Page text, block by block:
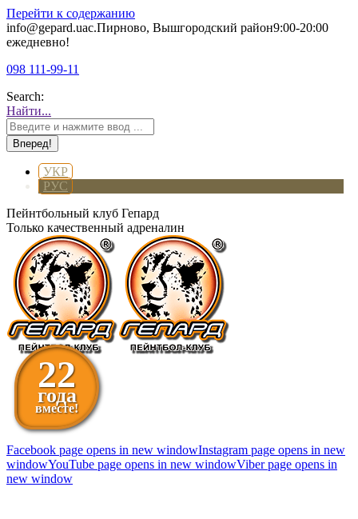
Перейти к содержанию
info@gepard.uaс.Пирново, Вышгородский район9:00-20:00
ежедневно!
098 111-99-11
Search:
Найти...
УКР
РУС
Пейнтбольный клуб Гепард
Только качественный адреналин
22
года
вместе!
Facebook page opens in new windowInstagram page opens in new
windowYouTube page opens in new windowViber page opens in
new window